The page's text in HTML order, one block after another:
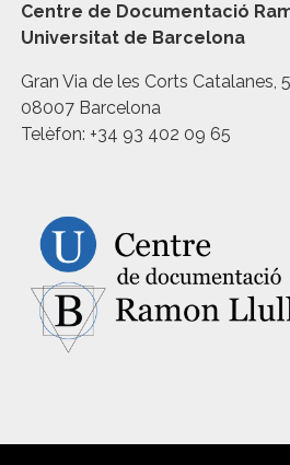
Centre de Documentació
Universitat de Barcelona
Gran Via de les Corts Catalanes,
08007 Barcelona
Telèfon: +34 93 402 09 65